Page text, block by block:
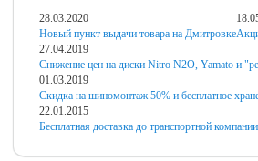
28.03.2020
Новый пункт выдачи товара на Дмитровке
27.04.2019
Снижение цен на диски Nitro N2O, Yamato и
01.03.2019
Скидка на шиномонтаж 50% и бесплатное
22.01.2015
Бесплатная доставка до транспортной